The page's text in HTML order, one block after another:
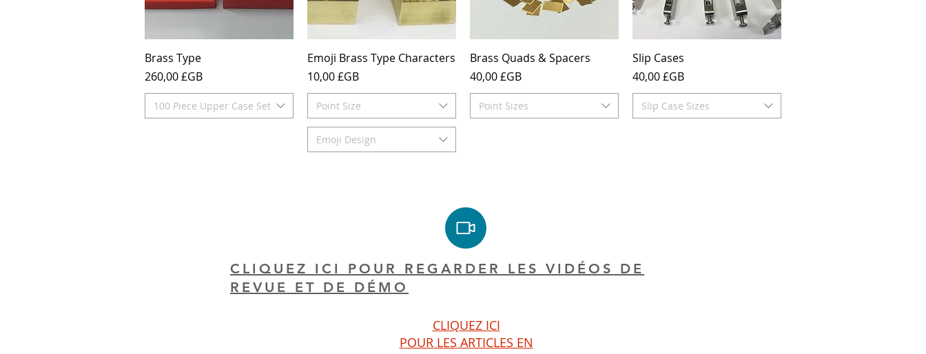
Aperçu rapide
Brass Type
Prix
260,00 £GB
100 Piece Upper Case Set
Aperçu rapide
Emoji Brass Type Characters
Prix
10,00 £GB
Point Size
Emoji Design
Aperçu rapide
Brass Quads & Spacers
Prix
40,00 £GB
Point Sizes
Aperçu rapide
Slip Cases
Prix
40,00 £GB
Slip Case Sizes
CLIQUEZ ICI POUR REGARDER LES VIDÉOS DE
REVUE ET DE DÉMO
CLIQUEZ ICI
POUR LES ARTICLES EN